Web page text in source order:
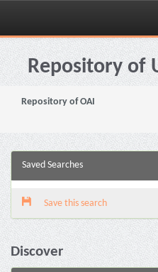
Skip
navigationRepository of
Repository of OAI
Saved Searches
Save this search
Discover